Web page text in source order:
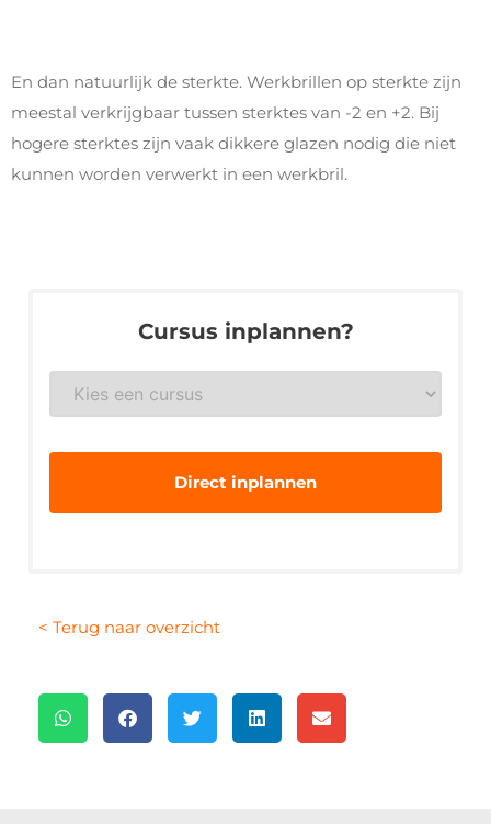
En dan natuurlijk de sterkte. Werkbrillen op sterkte zijn
meestal verkrijgbaar tussen sterktes van -2 en +2. Bij
hogere sterktes zijn vaak dikkere glazen nodig die niet
kunnen worden verwerkt in een werkbril.
Cursus inplannen?
veiligheidsopleiding
< Terug naar overzicht